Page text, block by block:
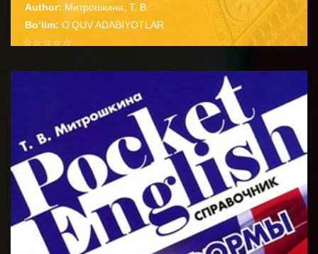
Author: Митрошкина, Т. В.
Bo‘lim: O'QUV ADABIYOTLAR
☆
☆
☆
☆
☆
Справочник содержит подробные сведения о
способах словообразования английских имен
существительных прилагательных глаго...